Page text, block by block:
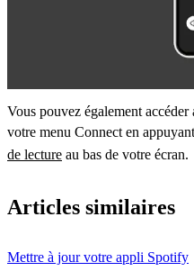
Vous pouvez également
votre menu Connect en
de lecture au bas de votre écran.
Articles similaires
Mettre à jour votre appli Spotify